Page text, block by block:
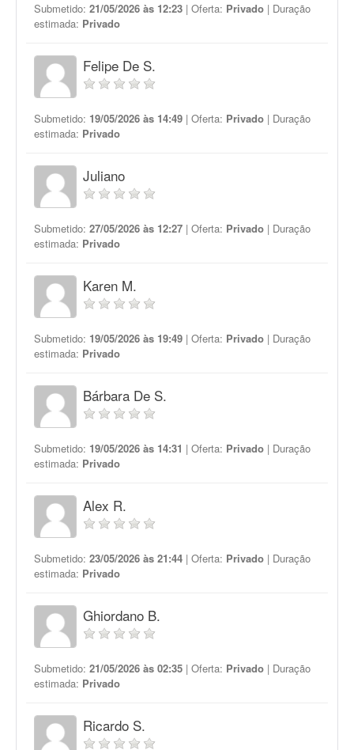
Submetido: 21/05/2026 às 12:23 | Oferta: Privado | Duração
estimada: Privado
Felipe De S.
Submetido: 19/05/2026 às 14:49 | Oferta: Privado | Duração
estimada: Privado
Juliano
Submetido: 27/05/2026 às 12:27 | Oferta: Privado | Duração
estimada: Privado
Karen M.
Submetido: 19/05/2026 às 19:49 | Oferta: Privado | Duração
estimada: Privado
Bárbara De S.
Submetido: 19/05/2026 às 14:31 | Oferta: Privado | Duração
estimada: Privado
Alex R.
Submetido: 23/05/2026 às 21:44 | Oferta: Privado | Duração
estimada: Privado
Ghiordano B.
Submetido: 21/05/2026 às 02:35 | Oferta: Privado | Duração
estimada: Privado
Ricardo S.